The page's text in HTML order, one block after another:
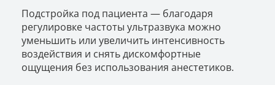
Подстройка под пациента — благодаря
регулировке частоты ультразвука можно
уменьшить или увеличить интенсивность
воздействия и снять дискомфортные
ощущения без использования анестетиков.